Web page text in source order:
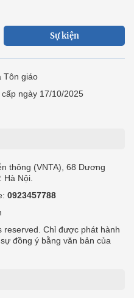
Sự kiện
Tôn giáo
ngày 17/10/2025
thông (VNTA), 68 Dương
Nội.
0923457788
reserved. Chỉ được phát hành
đồng ý bằng văn bản của